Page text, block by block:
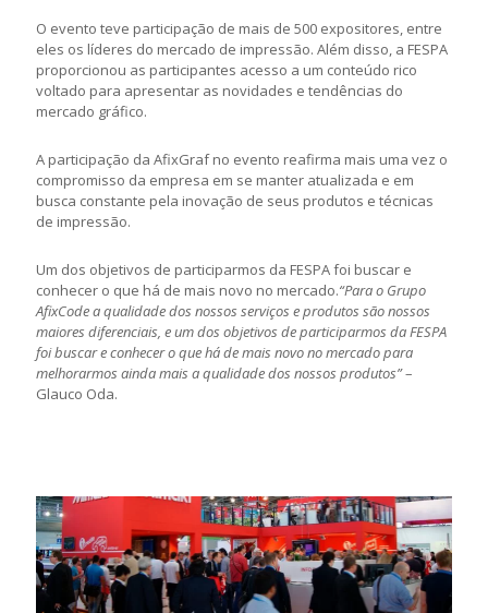
O evento teve participação de mais de 500 expositores, entre
eles os líderes do mercado de impressão. Além disso, a FESPA
proporcionou as participantes acesso a um conteúdo rico
voltado para apresentar as novidades e tendências do
mercado gráfico.
A participação da AfixGraf no evento reafirma mais uma vez o
compromisso da empresa em se manter atualizada e em
busca constante pela inovação de seus produtos e técnicas
de impressão.
Um dos objetivos de participarmos da FESPA foi buscar e
conhecer o que há de mais novo no mercado.“Para o Grupo
AfixCode a qualidade dos nossos serviços e produtos são nossos
maiores diferenciais, e um dos objetivos de participarmos da FESPA
foi buscar e conhecer o que há de mais novo no mercado para
melhorarmos ainda mais a qualidade dos nossos produtos”–
Glauco Oda.